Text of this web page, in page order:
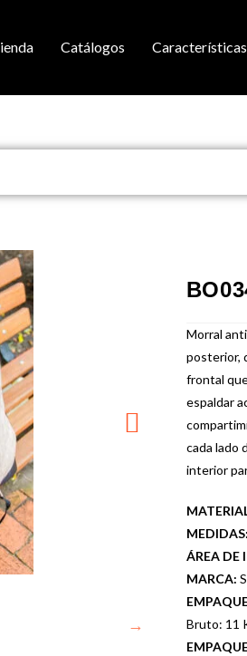
Catálogos Características
Morral
posterior,
frontal
espaldar
cada lado
interior
MEDIDAS:
ÁREA DE
MARCA:
Bruto: 11